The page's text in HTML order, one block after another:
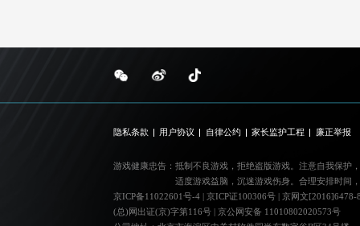
隐私条款 用户协议 自律公约 家长监护工程 廉正举报
游戏健康忠告： 抵制不良游戏，拒绝盗版游戏。注意自我保护
适度游戏益脑，沉迷游戏伤身。合理安排时间
京ICP备11022601号-4| 京ICP证100306号
京网文[2016]6478-
(总)网出证(京)字第116号| 京公网安备 11010802020573号